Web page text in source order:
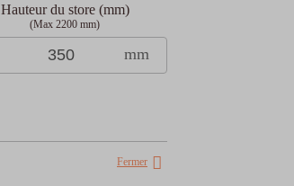
Hauteur du store (mm)
(Max 2200 mm)
mm
Fermer